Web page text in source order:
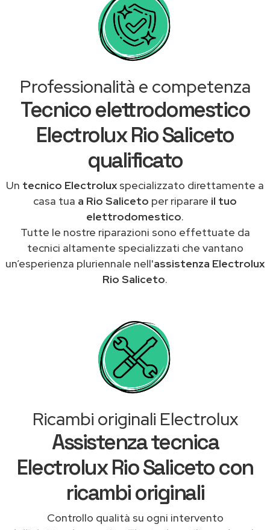
Professionalità e competenza
Tecnico elettrodomestico
Electrolux Rio Saliceto
qualificato
Un tecnico Electrolux specializzato direttamente a
casa tua a Rio Saliceto per riparare il tuo
elettrodomestico.
Tutte le nostre riparazioni sono effettuate da
tecnici altamente specializzati che vantano
un’esperienza pluriennale nell'assistenza Electrolux
Rio Saliceto.
Ricambi originali Electrolux
Assistenza tecnica
Electrolux Rio Saliceto con
ricambi originali
Controllo qualità su ogni intervento